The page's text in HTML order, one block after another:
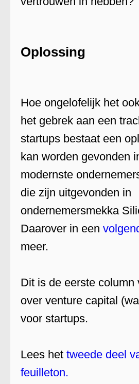
Oplossing
Hoe ongelofelijk het
het gebrek aan een
startups bestaat een
kan worden gevonden
modernste
die zijn uitgevonden in
ondernemersmekka
Daarover in een
meer.
Dit is de eerste column
over venture capital
voor startups.
Lees het tweede deel
feuilleton.